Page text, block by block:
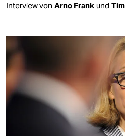
Interview von Arno Frank und